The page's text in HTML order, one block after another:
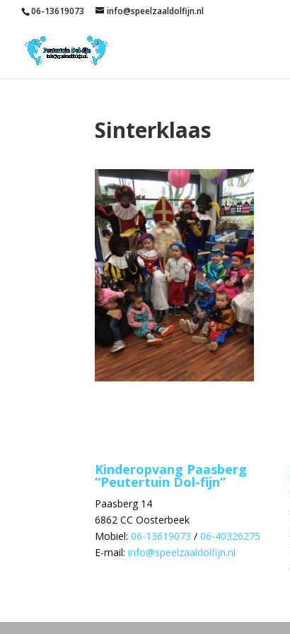
06-13619073 info@speelzaaldolfijn.nl
Sinterklaas
Kinderopvang Paasberg
“Peutertuin Dol-fijn”
Paasberg 14
6862 CC Oosterbeek
Mobiel:06-13619073 /06-40326275
E-mail:info@speelzaaldolfijn.nl